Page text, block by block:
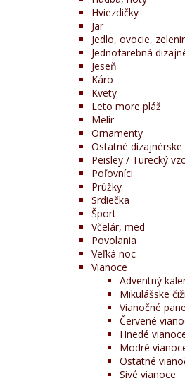
Hviezdičky
Jar
Jedlo, ovocie,
Jednofarebná
Jeseň
Káro
Kvety
Leto more pláž
Melír
Ornamenty
Ostatné dizajnérske
Peisley / Turecký
Poľovníci
Prúžky
Srdiečka
Šport
Včelár, med
Povolania
Veľká noc
Vianoce
Adventný
Mikulášske
Vianočné
Červené
Hnedé
Modré
Ostatné
Sivé vianoce